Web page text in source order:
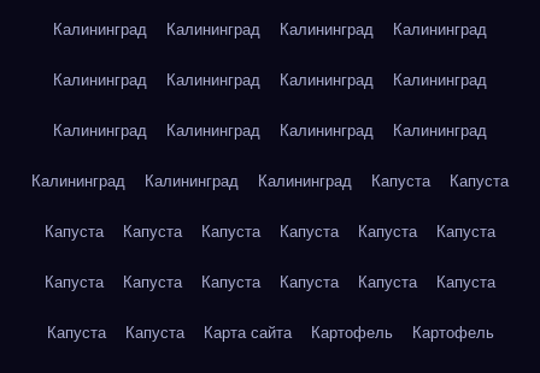
Калининград Калининград Калининград Калининград
Калининград Калининград Калининград Калининград
Калининград Калининград Калининград Калининград
Калининград Калининград Калининград Капуста Капуста
Капуста Капуста Капуста Капуста Капуста Капуста
Капуста Капуста Капуста Капуста Капуста Капуста
Капуста Капуста Карта сайта Картофель Картофель